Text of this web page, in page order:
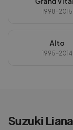
1998-2015
Alto
1995-2014
Suzuki Liana